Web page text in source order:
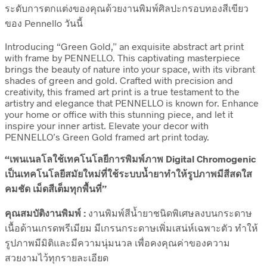
ระดับการตกแต่งของคุณด้วยงานพิมพ์ศิลปะกรอบทองสีเขียว
ของ Pennello วันนี้
Introducing “Green Gold,” an exquisite abstract art print
with frame by PENNELLO. This captivating masterpiece
brings the beauty of nature into your space, with its vibrant
shades of green and gold. Crafted with precision and
creativity, this framed art print is a true testament to the
artistry and elegance that PENNELLO is known for. Enhance
your home or office with this stunning piece, and let it
inspire your inner artist. Elevate your decor with
PENNELLO’s Green Gold framed art print today.
“เพนเนลโลใช้เทคโนโลยีการพิมพ์ภาพ Digital Chromogenic
เป็นเทคโนโลยีสมัยใหม่ที่ใช้ระบบน้ำยาทำให้รูปภาพมีสีสดใส
คมชัด เม็ดสีเต็มทุกพื้นที่”
คุณสมบัติงานพิมพ์ : งานพิมพ์สีน้ำยาชนิดพิเศษลงบนกระดาษ
เนื้อด้านเกรดพรีเมียม มีเกรนกระดาษเพิ่มเสน่ห์เฉพาะตัว ทำให้
รูปภาพมีมิติและมีความนุ่มนวล เพื่อคงคุณค่าของความ
สวยงามไว้ทุกรายละเอียด